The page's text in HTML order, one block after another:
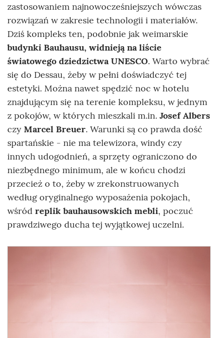
zastosowaniem najnowocześniejszych wówczas
rozwiązań w zakresie technologii i materiałów.
Dziś kompleks ten, podobnie jak weimarskie
budynki Bauhausu, widnieją na liście
światowego dziedzictwa UNESCO. Warto wybrać
się do Dessau, żeby w pełni doświadczyć tej
estetyki. Można nawet spędzić noc w hotelu
znajdującym się na terenie kompleksu, w jednym
z pokojów, w których mieszkali m.in. Josef Albers
czy Marcel Breuer. Warunki są co prawda dość
spartańskie - nie ma telewizora, windy czy
innych udogodnień, a sprzęty ograniczono do
niezbędnego minimum, ale w końcu chodzi
przecież o to, żeby w zrekonstruowanych
według oryginalnego wyposażenia pokojach,
wśród replik bauhausowskich mebli, poczuć
prawdziwego ducha tej wyjątkowej uczelni.